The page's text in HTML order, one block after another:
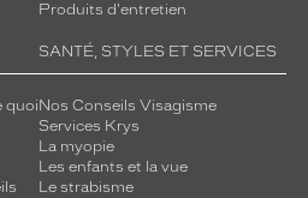
Produits d'entretien
quoi
SANTÉ, STYLES ET SERVICES
Nos Conseils Visagisme
Services Krys
La myopie
Les enfants et la vue
Le strabisme